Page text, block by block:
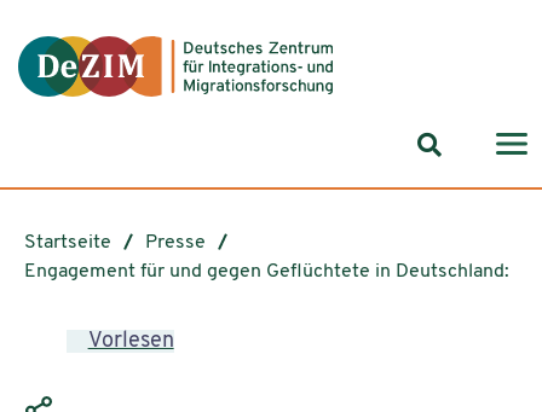
Startseite
Presse
Engagement für und gegen Geflüchtete in Deutschland:
Vorlesen